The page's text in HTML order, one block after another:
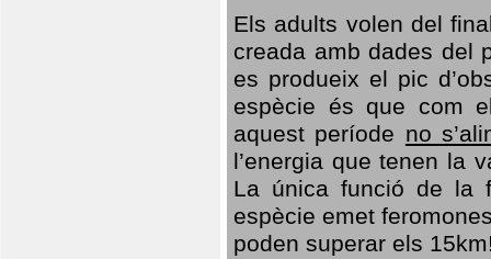
Els adults volen del
creada amb dades del
es produeix el pic
espècie és que com
aquest període no
l’energia que tenen la
La única funció de la
espècie emet
poden superar els